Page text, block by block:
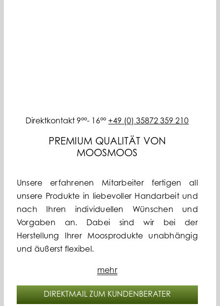
Direktkontakt 9°°- 16°°+49 (0) 35872 359 210
PREMIUM QUALITÄT VON
MOOSMOOS
Unsere erfahrenen Mitarbeiter fertigen all
unsere Produkte in liebevoller Handarbeit und
nach Ihren individuellen Wünschen und
Vorgaben an. Dabei sind wir bei der
Herstellung Ihrer Moosprodukte unabhängig
und äußerst flexibel.
mehr
DIREKTMAIL ZUM KUNDENBERATER